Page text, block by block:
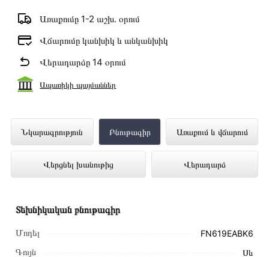
Առաքումը 1-2 աշխ․ օրում
Վճարումը կանխիկ և անկանխիկ
Վերադարձը 14 օրում
Ապառիկի պայմաններ
Նկարագրություն Բնութագիր Առաքում և վճարում
Վերցնել խանութից Վերադարձ
Սառցարան GORENJE FN619EABK6
ներկայացված է Technomix առցանց
խանութում լավագույն գնով 444 000 դրամ
Տեխնիկական բնութագիր
Մոդել FN619EABK6
Գույն Սև